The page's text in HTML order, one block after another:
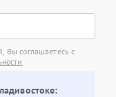
Вы соглашаетесь с